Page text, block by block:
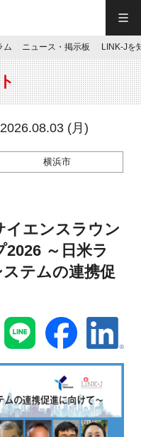
ム ニュース・掲示板 LINK-Jを
(月)
横浜市
イエンスラウン
～日米ラ
テムの連携促